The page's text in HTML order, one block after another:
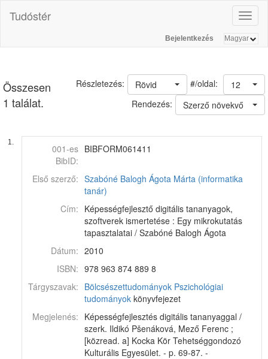
Tudóstér
Bejelentkezés
Összesen
1 találat.
#/oldal: 12
Rövid
Részletezés:
Rendezés:
Szerző növekvő
1.
001-es
BibID:
BIBFORM061411
Első szerző: Szabóné Balogh Ágota Márta (informatika
tanár)
Cím: Képességfejlesztő digitális tananyagok,
szoftverek ismertetése : Egy mikrokutatás
tapasztalatai / Szabóné Balogh Ágota
Dátum: 2010
ISBN: 978 963 874 889 8
Tárgyszavak: Bölcsészettudományok Pszichológiai
tudományok könyvfejezet
Megjelenés: Képességfejlesztés digitális tananyaggal /
szerk. Ildikó Pšenáková, Mező Ferenc ;
[közread. a] Kocka Kör Tehetséggondozó
Kulturális Egyesület. - p. 69-87. -